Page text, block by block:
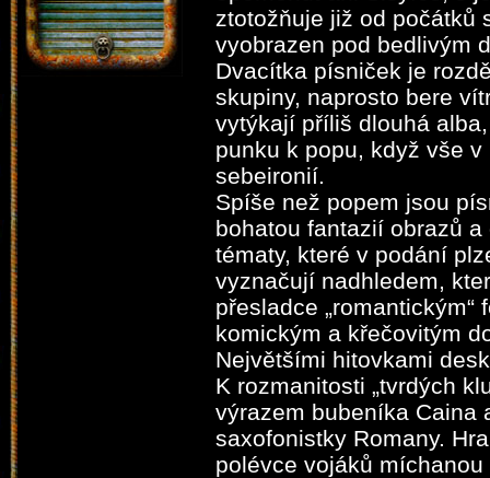
ztotožňuje již od počátků
vyobrazen pod bedlivým
Dvacítka písniček je
skupiny, naprosto bere
vytýkají příliš dlouhá
punku k popu, když vše
sebeironií.
Spíše než popem jsou
bohatou fantazií obrazů
tématy, které v podání
vyznačují nadhledem,
přesladce
komickým a křečovitým
Největšími hitovkami
K rozmanitosti „tvrdých
výrazem bubeníka Caina
saxofonistky Romany.
polévce vojáků